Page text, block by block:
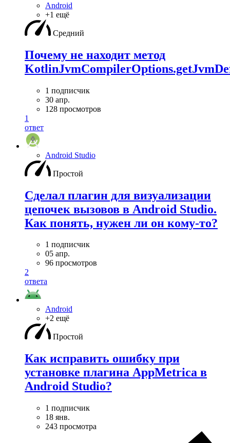
Android
+1 ещё
Средний
Почему не находит метод
1 подписчик
30 апр.
128 просмотров
1
ответ
Android Studio
Простой
Сделал плагин для визуализации
цепочек вызовов в Android Studio.
Как понять, нужен ли он кому-то?
1 подписчик
05 апр.
96 просмотров
2
ответа
Android
+2 ещё
Простой
Как исправить ошибку при
установке плагина AppMetrica в
Android Studio?
1 подписчик
18 янв.
243 просмотра